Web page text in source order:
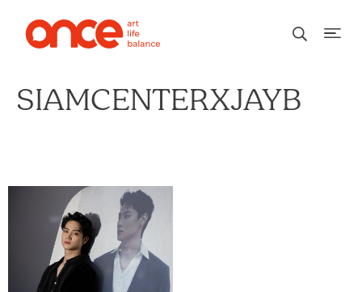
SIAMCENTERXJAYB